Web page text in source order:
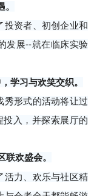
投资者、初创企业和
发展--就在临床实验
学习与欢笑交织。
秀形式的活动将让过
入，并探索展厅的
欢盛会。
活力、欢乐与社区精